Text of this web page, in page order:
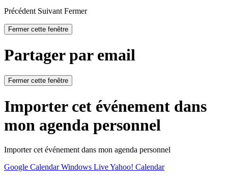
Précédent Suivant Fermer
Fermer cette fenêtre
Partager par email
Fermer cette fenêtre
Importer cet événement dans
mon agenda personnel
Importer cet événement dans mon agenda personnel
Google CalendarWindows LiveYahoo! Calendar